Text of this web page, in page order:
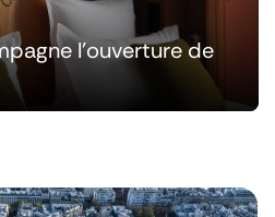
l'ouverture de